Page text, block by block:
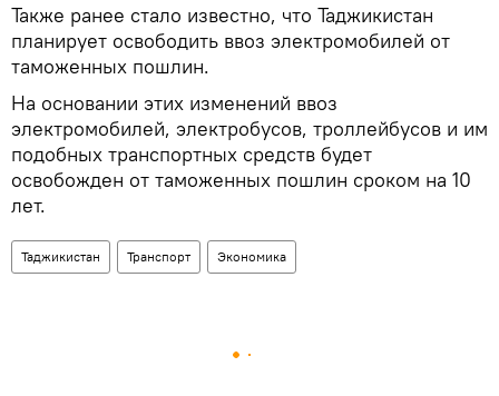
Также ранее стало известно, что Таджикистан
планирует освободить ввоз электромобилей от
таможенных пошлин.
На основании этих изменений ввоз
электромобилей, электробусов, троллейбусов и им
подобных транспортных средств будет
освобожден от таможенных пошлин сроком на 10
лет.
Таджикистан Транспорт Экономика